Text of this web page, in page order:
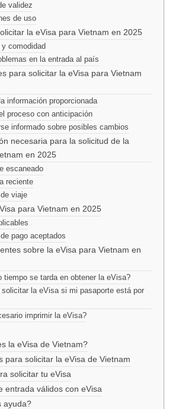
validez
de uso
la eVisa para Vietnam en 2025
y comodidad
en la entrada al país
para solicitar la eVisa para Vietnam
información proporcionada
proceso con anticipación
informado sobre posibles cambios
necesaria para la solicitud de la
en 2025
escaneado
reciente
viaje
para Vietnam en 2025
pago aceptados
sobre la eVisa para Vietnam en
tiempo se tarda en obtener la eVisa?
solicitar la eVisa si mi pasaporte está por
imprimir la eVisa?
la eVisa de Vietnam?
para solicitar la eVisa de Vietnam
solicitar tu eVisa
entrada válidos con eVisa
ayuda?